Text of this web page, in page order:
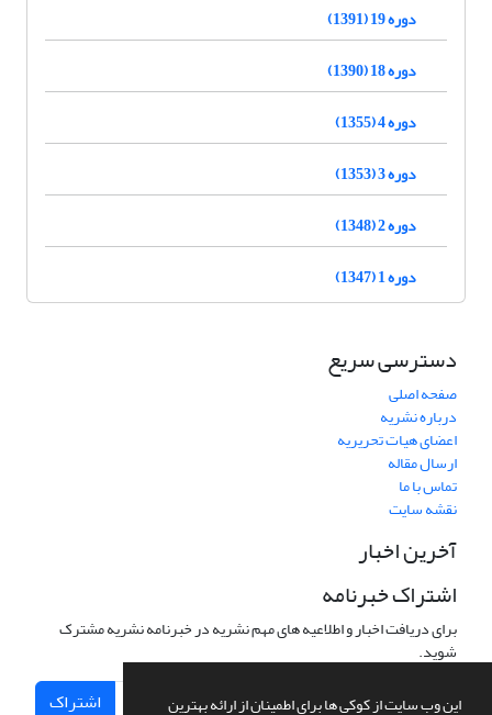
این وب سایت از کوکی ها برای اطمینان از ارائه بهترین
دوره 19 (1391)
دوره 18 (1390)
دوره 4 (1355)
دوره 3 (1353)
دوره 2 (1348)
دوره 1 (1347)
دسترسی سریع
صفحه اصلی
درباره نشریه
اعضای هیات تحریریه
ارسال مقاله
تماس با ما
نقشه سایت
آخرین اخبار
اشتراک خبرنامه
برای دریافت اخبار و اطلاعیه های مهم نشریه در خبرنامه نشریه مشترک
شوید.
اشتراک